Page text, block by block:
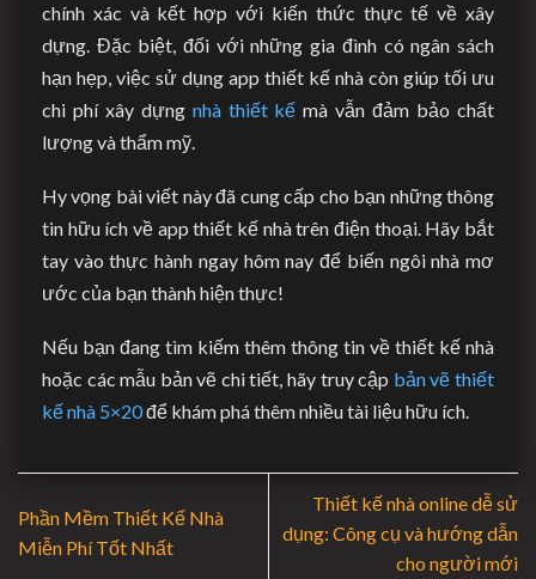
chính xác và kết hợp với kiến thức thực tế về xây
dựng. Đặc biệt, đối với những gia đình có ngân sách
hạn hẹp, việc sử dụng app thiết kế nhà còn giúp tối ưu
chi phí xây dựng nhà thiết kế mà vẫn đảm bảo chất
lượng và thẩm mỹ.
Hy vọng bài viết này đã cung cấp cho bạn những thông
tin hữu ích về app thiết kế nhà trên điện thoại. Hãy bắt
tay vào thực hành ngay hôm nay để biến ngôi nhà mơ
ước của bạn thành hiện thực!
Nếu bạn đang tìm kiếm thêm thông tin về thiết kế nhà
hoặc các mẫu bản vẽ chi tiết, hãy truy cập bản vẽ thiết
kế nhà 5×20để khám phá thêm nhiều tài liệu hữu ích.
Phần Mềm Thiết Kế Nhà
Miễn Phí Tốt Nhất
Thiết kế nhà online dễ sử
dụng: Công cụ và hướng dẫn
cho người mới